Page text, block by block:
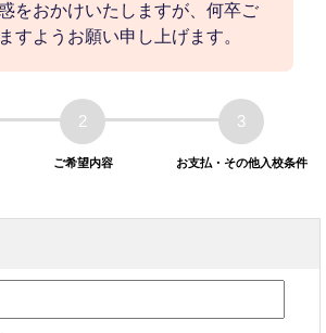
をおかけいたしますが、何卒ご
すようお願い申し上げます。
2
ご希望内容
3
お支払・その他入校条件